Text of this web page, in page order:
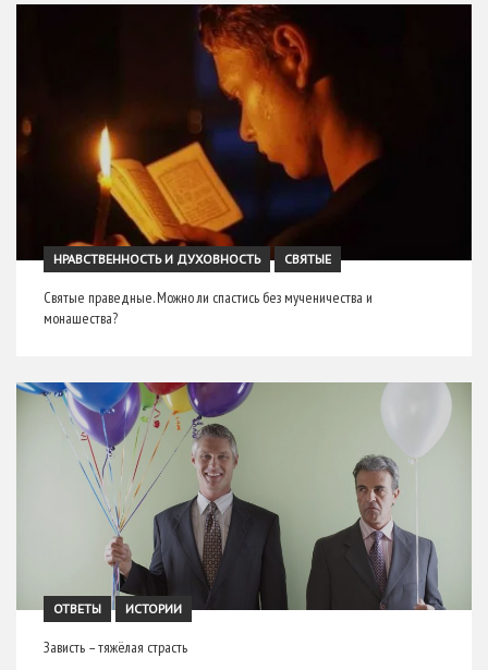
НРАВСТВЕННОСТЬ И ДУХОВНОСТЬ СВЯТЫЕ
Святые праведные. Можно ли спастись без мученичества и
монашества?
ОТВЕТЫ ИСТОРИИ
Зависть – тяжёлая страсть